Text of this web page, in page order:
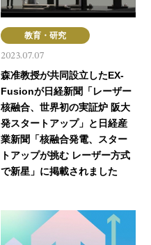
教育・研究
2023.07.07
森准教授が共同設立したEX-
Fusionが日経新聞「レーザー
核融合、世界初の実証炉 阪大
発スタートアップ」と日経産
業新聞「核融合発電、スター
トアップが挑む レーザー方式
で新星」に掲載されました